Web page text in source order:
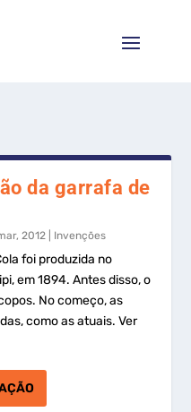
da garrafa de
2012 Invenções
foi produzida no
em 1894. Antes disso, o
No começo, as
como as atuais. Ver